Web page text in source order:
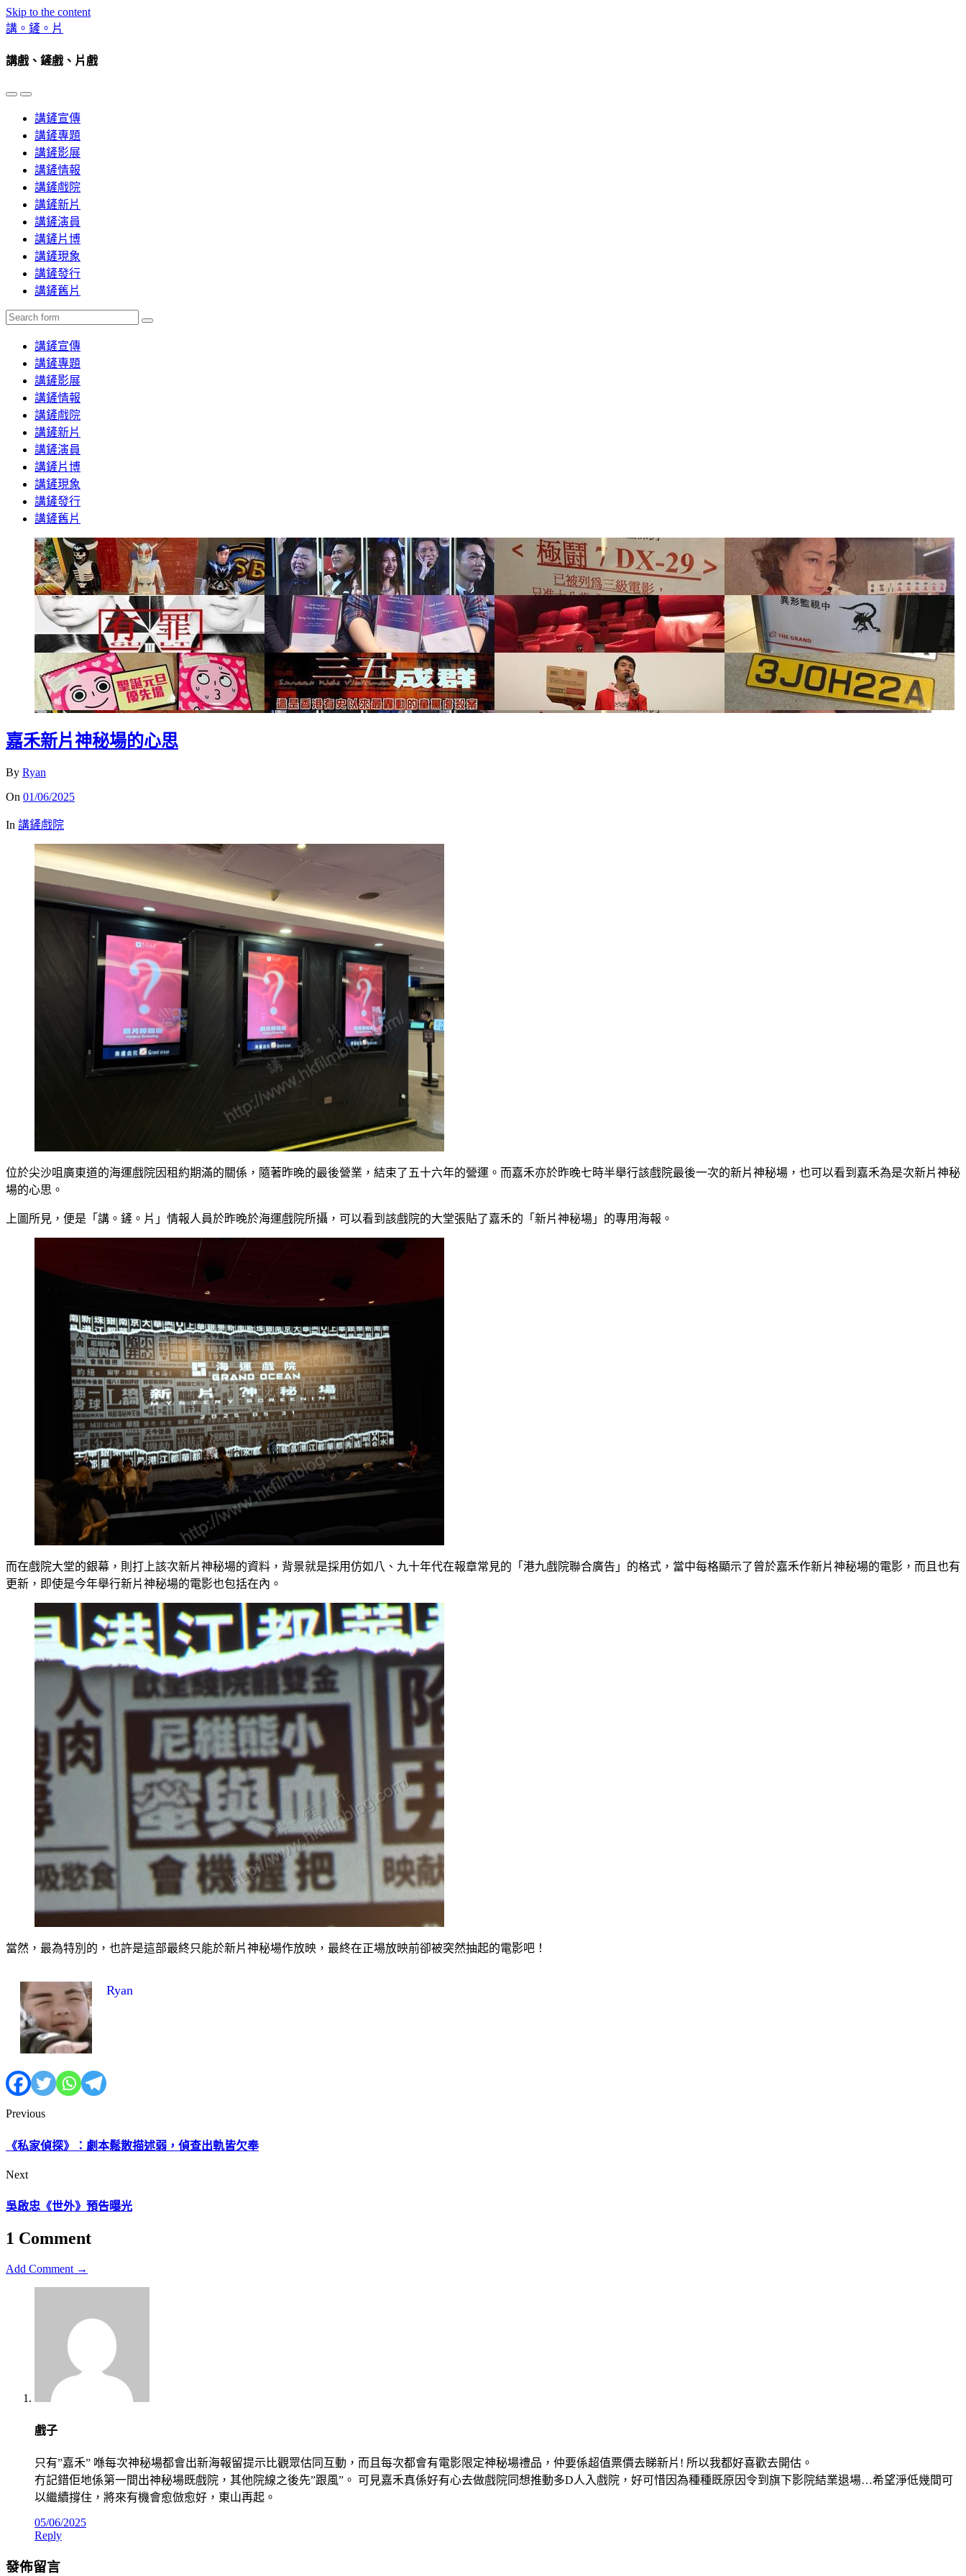
Skip to the content
講。鏟。片
講戲、鏟戲、片戲
Toggle
mobile
Toggle
search
field
講鏟宣傳
講鏟專題
講鏟影展
講鏟情報
講鏟戲院
講鏟新片
講鏟演員
講鏟片博
講鏟現象
講鏟發行
講鏟舊片
Search
講鏟宣傳
講鏟專題
講鏟影展
講鏟情報
講鏟戲院
講鏟新片
講鏟演員
講鏟片博
講鏟現象
講鏟發行
講鏟舊片
嘉禾新片神秘場的心思
By Ryan
On 01/06/2025
In 講鏟戲院
位於尖沙咀廣東道的海運戲院因租約期滿的關係，隨著昨晚的最後營業，結束了五十六年的營運。而嘉禾亦於昨晚七時半舉行該戲院最後一次的新片神秘場，也可以看到嘉禾為是次新片神秘
場的心思。
上圖所見，便是「講。鏟。片」情報人員於昨晚於海運戲院所攝，可以看到該戲院的大堂張貼了嘉禾的「新片神秘場」的專用海報。
而在戲院大堂的銀幕，則打上該次新片神秘場的資料，背景就是採用仿如八、九十年代在報章常見的「港九戲院聯合廣告」的格式，當中每格顯示了曾於嘉禾作新片神秘場的電影，而且也有
更新，即使是今年舉行新片神秘場的電影也包括在內。
當然，最為特別的，也許是這部最終只能於新片神秘場作放映，最終在正場放映前卻被突然抽起的電影吧！
Ryan
Previous
《私家偵探》：劇本鬆散描述弱，偵查出軌皆欠奉
Next
吳啟忠《世外》預告曝光
1 Comment
Add Comment →
戲子
只有”嘉禾” 喺每次神秘場都會出新海報留提示比觀眾估同互動，而且每次都會有電影限定神秘場禮品，仲要係超值票價去睇新片! 所以我都好喜歡去開估。
冇記錯佢地係第一間出神秘場既戲院，其他院線之後先”跟風”。 可見嘉禾真係好有心去做戲院同想推動多D人入戲院，好可惜因為種種既原因令到旗下影院結業退場…希望淨低幾間可
以繼續撐住，將來有機會愈倣愈好，東山再起。
05/06/2025
Reply
發佈留言